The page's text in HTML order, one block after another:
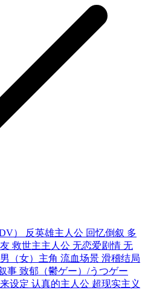
） 反英雄主人公 回忆倒叙 多
救世主主人公 无恋爱剧情 无
（女）主角 流血场景 滑稽结局
事 致郁（鬱ゲー）/うつゲー
设定 认真的主人公 超现实主义